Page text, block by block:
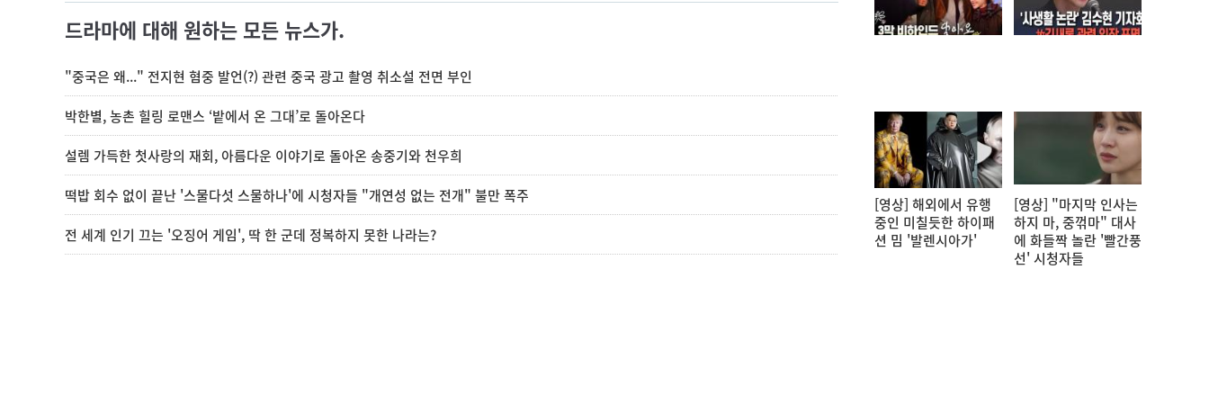
드라마에 대해 원하는 모든 뉴스가.
"중국은 왜..." 전지현 혐중 발언(?) 관련 중국 광고 촬영 취소설 전면 부인
박한별, 농촌 힐링 로맨스 ‘밭에서 온 그대’로 돌아온다
설렘 가득한 첫사랑의 재회, 아름다운 이야기로 돌아온 송중기와 천우희
떡밥 회수 없이 끝난 '스물다섯 스물하나'에 시청자들 "개연성 없는 전개" 불만 폭주
전 세계 인기 끄는 '오징어 게임', 딱 한 군데 정복하지 못한 나라는?
[영상] 해외에서 유행
중인 미칠듯한 하이패
션 밈 '발렌시아가'
[영상] "마지막 인사는
하지 마, 중꺾마" 대사
에 화들짝 놀란 '빨간풍
선' 시청자들